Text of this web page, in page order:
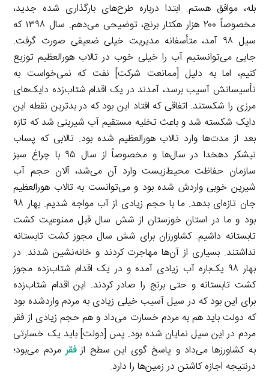
بله، موافق هستم. ابتدا درباره طرح‌های بارگذاری شده جدید،
مخصوصاً ۲۰۰ هزار هکتار برنج، توضیحی می‌دهم. سال ۱۳۹۸ که
سیل ۹۸ آمد، متأسفانه مدیریت خیلی ضعیفی صورت گرفت.
جایی می‌توانستیم آب را خیلی خوب در تالاب هورالعظیم توزیع
کنیم، اما به دلیل [ممانعت شرکت] نفت که نمی‌خواست به
تأسیساتش آسیب برسد، آمدند در یک اقدام شتاب‌زده دایک‌های
مرزی را شکستند. اتفاقی که افتاد این بود که در بدترین نقطه این
دایک شکسته شد و باعث تخلیه مستقیم آب شیرینی شد که تازه
بعد از مدت‌ها وارد تالاب هورالعظیم شده بود. تالابی که پساب
نیشکر دهخدا در سال‌ها و مخصوصاً از سال ۹۵ با چراغ سبز
سازمان حفاظت محیط‌زیست وارد آن می‌شد، آلان حجم آب
شیرین خوبی واردش شده بود و می‌توانست به تالاب هورالعظیم
جان تازه‌ای بدهد. ما با حجم زیادی از آب مواجه شدیم. بهار ۹۸
بود و ما در استان خوزستان از شش سال قبل ممنوعیت کشت
تابستانه داشیم. کشاورزان برای شش سال مجوز کشت تابستانه
نداشتند. بسیاری از آن‌ها مهاجرت کردند و خانه‌نشین شدند. در
بهار ۹۸ یک‌باره آب زیادی آمده و در یک اقدام شتاب‌زده مجوز
کشت تابستانه و حتی برنج را صادر کردند. این اقدام شتاب‌زده
برای این بود که در سیل آسیب خیلی زیادی به مردم واردشده بود
که دولت باید هم به مردم خسارت می‌داد و هم حجم زیادی از فقر
مردم در این سیل نمایان شده بود. پس [دولت] باید یک خسارتی
به کشاورزها می‌داد و پاسخ گوی این سطح ازفقر مردم می‌بود؛
درنتیجه اجازه کاشتن در زمین‌ها را دارد.